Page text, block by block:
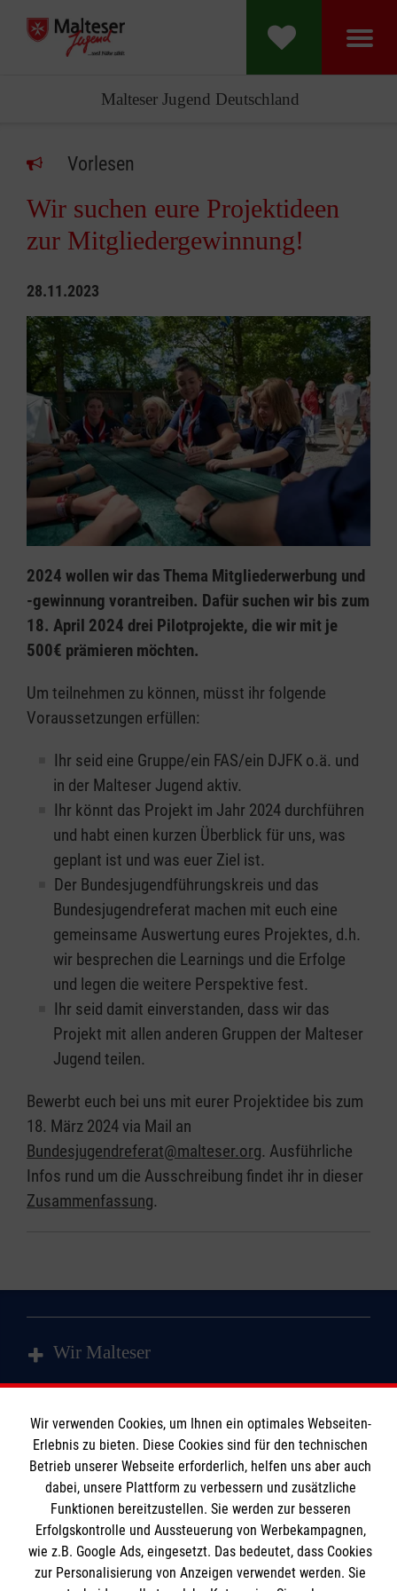
Malteser Jugend Deutschland
Vorlesen
Wir suchen eure Projektideen
zur Mitgliedergewinnung!
28.11.2023
2024 wollen wir das Thema Mitgliederwerbung und
-gewinnung vorantreiben. Dafür suchen wir bis zum
18. April 2024 drei Pilotprojekte, die wir mit je
500€ prämieren möchten.
Um teilnehmen zu können, müsst ihr folgende
Voraussetzungen erfüllen:
Ihr seid eine Gruppe/ein FAS/ein DJFK o.ä. und
in der Malteser Jugend aktiv.
Ihr könnt das Projekt im Jahr 2024 durchführen
und habt einen kurzen Überblick für uns, was
geplant ist und was euer Ziel ist.
Der Bundesjugendführungskreis und das
Bundesjugendreferat machen mit euch eine
gemeinsame Auswertung eures Projektes, d.h.
wir besprechen die Learnings und die Erfolge
und legen die weitere Perspektive fest.
Ihr seid damit einverstanden, dass wir das
Projekt mit allen anderen Gruppen der Malteser
Jugend teilen.
Bewerbt euch bei uns mit eurer Projektidee bis zum
18. März 2024 via Mail an
Bundesjugendreferat@malteser.org. Ausführliche
Infos rund um die Ausschreibung findet ihr in dieser
Zusammenfassung.
Wir Malteser
Spenden und Helfen
Angebote und Leistungen
Kursangebote
Mitarbeiten & Stellenangebote
Wir Malteser
Informationen
Kontakt
Presse & Medien
Transparenz
Malteser online
Wir verwenden Cookies, um Ihnen ein optimales Webseiten-
Erlebnis zu bieten. Diese Cookies sind für den technischen
Betrieb unserer Webseite erforderlich, helfen uns aber auch
dabei, unsere Plattform zu verbessern und zusätzliche
Funktionen bereitzustellen. Sie werden zur besseren
Erfolgskontrolle und Aussteuerung von Werbekampagnen,
wie z.B. Google Ads, eingesetzt. Das bedeutet, dass Cookies
zur Personalisierung von Anzeigen verwendet werden. Sie